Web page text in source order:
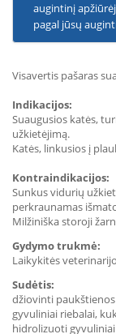
augintinį
pagal jūsų
Visavertis pašaras
Indikacijos:
Suaugusios katės,
užkietėjimą.
Katės, linkusios į
Kontraindikacijos:
Sunkus vidurių
perkraunamas
Milžiniška storoji
Gydymo trukmė:
Laikykitės
Sudėtis:
džiovinti
gyvuliniai riebalai,
hidrolizuoti